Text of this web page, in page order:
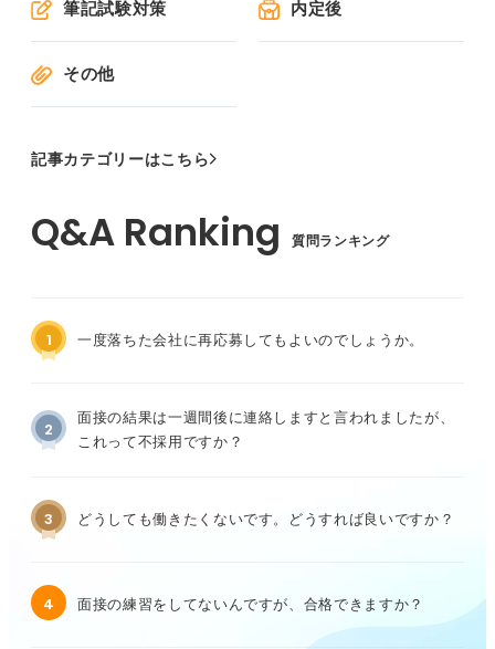
筆記試験対策 内定後
その他
記事カテゴリーはこちら
質問ランキング
1 一度落ちた会社に再応募してもよいのでしょうか。
2
面接の結果は一週間後に連絡しますと言われましたが、
これって不採用ですか？
3 どうしても働きたくないです。どうすれば良いですか？
4 面接の練習をしてないんですが、合格できますか？